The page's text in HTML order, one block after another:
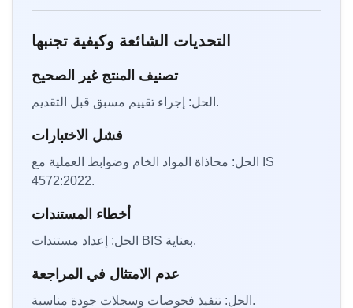
التحديات الشائعة وكيفية تجنبها
تصنيف المنتج غير الصحيح
الحل: إجراء تقييم مسبق قبل التقديم.
فشل الاختبارات
الحل: محاذاة المواد الخام وضوابط العملية مع IS
4572:2022.
أخطاء المستندات
الحل: إعداد مستندات BIS بعناية.
عدم الامتثال في المراجعة
الحل: تنفيذ فحوصات وسجلات جودة مناسبة.